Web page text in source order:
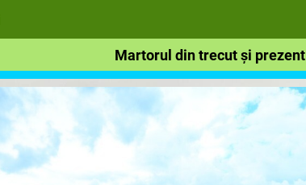
Martorul din trecut și prezent